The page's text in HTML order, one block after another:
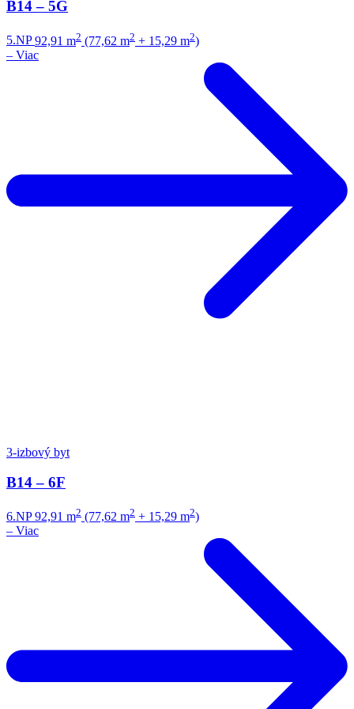
B14 – 5G
5.NP 92,91 m2 (77,62 m2 + 15,29 m2)
– Viac
3-izbový byt
B14 – 6F
6.NP 92,91 m2 (77,62 m2 + 15,29 m2)
– Viac